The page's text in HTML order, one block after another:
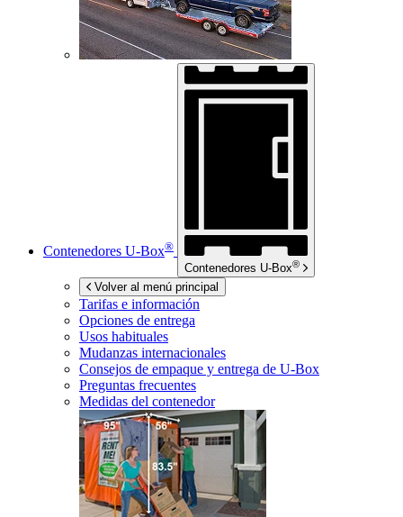
Contenedores U-Box®
Contenedores U-Box®
Volver al menú principal
Tarifas e información
Opciones de entrega
Usos habituales
Mudanzas internacionales
Consejos de empaque y entrega de U-Box
Preguntas frecuentes
Medidas del contenedor